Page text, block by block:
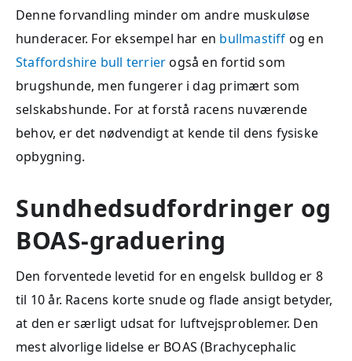
Denne forvandling minder om andre muskuløse
hunderacer. For eksempel har en bullmastiff og en
Staffordshire bull terrierogså en fortid som
brugshunde, men fungerer i dag primært som
selskabshunde. For at forstå racens nuværende
behov, er det nødvendigt at kende til dens fysiske
opbygning.
Sundhedsudfordringer og
BOAS-graduering
Den forventede levetid for en engelsk bulldog er 8
til 10 år. Racens korte snude og flade ansigt betyder,
at den er særligt udsat for luftvejsproblemer. Den
mest alvorlige lidelse er BOAS (Brachycephalic